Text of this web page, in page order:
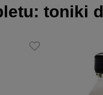
toniki